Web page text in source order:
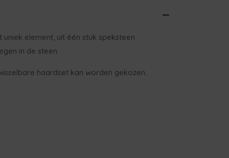
element, uit één stuk speksteen
in de steen.
haardset kan worden gekozen.